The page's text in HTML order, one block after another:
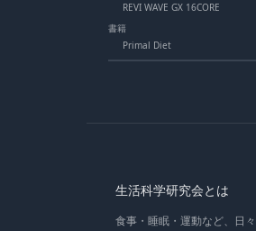
REVI WAVE GX 16CORE
書籍
Primal Diet
生活科学研究会とは
食事・睡眠・運動など、日